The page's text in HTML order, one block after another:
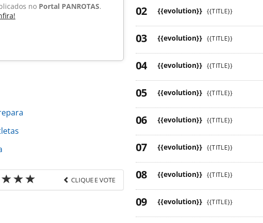
no Portal PANROTAS.
CLIQUE E VOTE
{{evolution}} {{TITLE}}
{{evolution}} {{TITLE}}
{{evolution}} {{TITLE}}
{{evolution}} {{TITLE}}
{{evolution}} {{TITLE}}
{{evolution}} {{TITLE}}
{{evolution}} {{TITLE}}
{{evolution}} {{TITLE}}